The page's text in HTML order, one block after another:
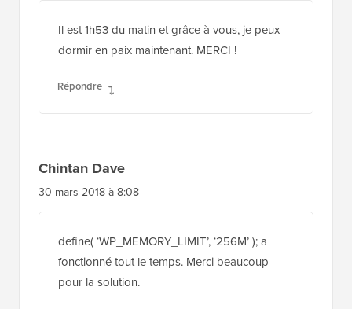
Il est 1h53 du matin et grâce à vous, je peux
dormir en paix maintenant. MERCI !
Répondre
Chintan Dave
30 mars 2018 à 8:08
define( ‘WP_MEMORY_LIMIT’, ‘256M’ ); a
fonctionné tout le temps. Merci beaucoup
pour la solution.